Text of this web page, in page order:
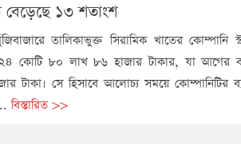
বেড়েছে ১৩ শতাংশ
তালিকাভুক্ত সিরামিক খাতের কোম্পানি
২৪ কোটি ৮০ লাখ ৮৬ হাজার টাকার, যা
টাকা। সে হিসাবে আলোচ্য সময়ে কোম্পানিটির
বিস্তারিত >>